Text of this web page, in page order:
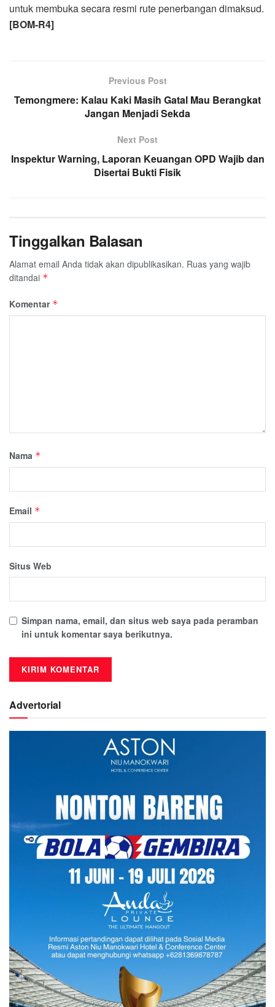
untuk membuka secara resmi rute penerbangan dimaksud.
[BOM-R4]
Previous Post
Temongmere: Kalau Kaki Masih Gatal Mau Berangkat
Jangan Menjadi Sekda
Next Post
Inspektur Warning, Laporan Keuangan OPD Wajib dan
Disertai Bukti Fisik
Tinggalkan Balasan
Alamat email Anda tidak akan dipublikasikan. Ruas yang wajib
ditandai *
Komentar *
Nama *
Email *
Situs Web
Simpan nama, email, dan situs web saya pada peramban
ini untuk komentar saya berikutnya.
Advertorial